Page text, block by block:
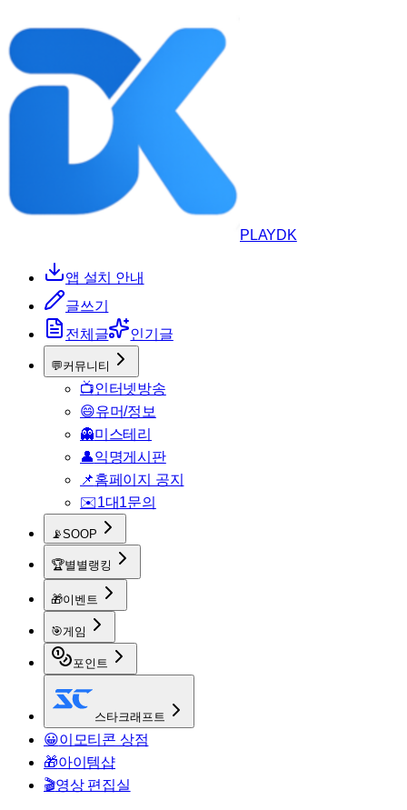
PLAYDK
앱 설치 안내
글쓰기
전체글
인기글
💬커뮤니티
📺인터넷방송
😄유머/정보
👻미스테리
👤익명게시판
📌홈페이지 공지
✉️1대1문의
📡SOOP
🏆별별랭킹
🎁이벤트
🎯게임
포인트
스타크래프트
😀이모티콘 상점
🎁아이템샵
🎬영상 편집실